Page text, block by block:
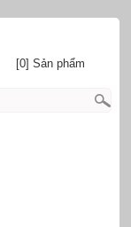
[0] Sản phẩm